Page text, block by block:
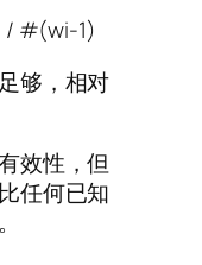
/ #(wi-1)
够，相对
效性，但
任何已知